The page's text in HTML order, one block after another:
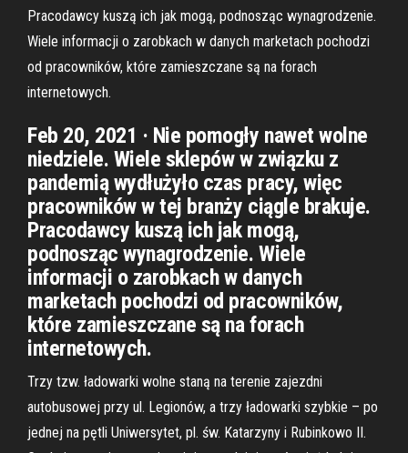
Pracodawcy kuszą ich jak mogą, podnosząc wynagrodzenie.
Wiele informacji o zarobkach w danych marketach pochodzi
od pracowników, które zamieszczane są na forach
internetowych.
Feb 20, 2021 · Nie pomogły nawet wolne
niedziele. Wiele sklepów w związku z
pandemią wydłużyło czas pracy, więc
pracowników w tej branży ciągle brakuje.
Pracodawcy kuszą ich jak mogą,
podnosząc wynagrodzenie. Wiele
informacji o zarobkach w danych
marketach pochodzi od pracowników,
które zamieszczane są na forach
internetowych.
Trzy tzw. ładowarki wolne staną na terenie zajezdni
autobusowej przy ul. Legionów, a trzy ładowarki szybkie – po
jednej na pętli Uniwersytet, pl. św. Katarzyny i Rubinkowo II.